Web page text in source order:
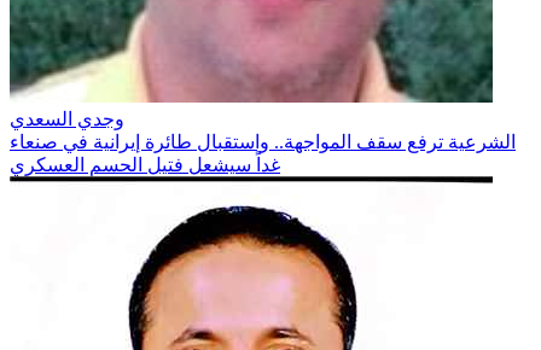
وجدي السعدي
الشرعية ترفع سقف المواجهة.. واستقبال طائرة إيرانية في صنعاء
غداً سيشعل فتيل الحسم العسكري